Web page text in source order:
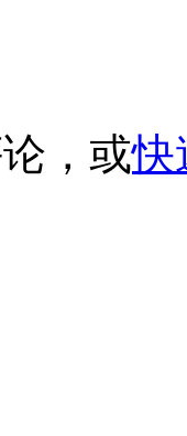
，或快